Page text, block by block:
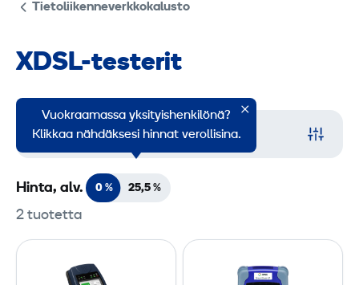
Tietoliikenneverkkokalusto
XDSL-testerit
Suodata
2 tuotetta
Vuokraamassa yksityishenkilönä?
Klikkaa nähdäksesi hinnat verollisina.
Hinta, alv. 0 % 25,5 %
S
1